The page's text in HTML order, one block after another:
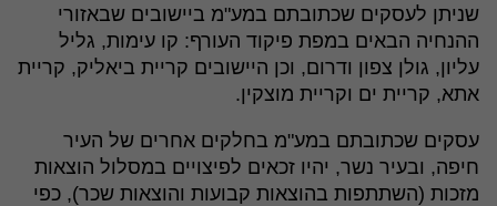
שניתן לעסקים שכתובתם במע"מ ביישובים שבאזורי
ההנחיה הבאים במפת פיקוד העורף: קו עימות, גליל
עליון, גולן צפון ודרום, וכן היישובים קריית ביאליק, קריית
אתא, קריית ים וקריית מוצקין.
עסקים שכתובתם במע"מ בחלקים אחרים של העיר
חיפה, ובעיר נשר, יהיו זכאים לפיצויים במסלול הוצאות
מזכות (השתתפות בהוצאות קבועות והוצאות שכר), כפי